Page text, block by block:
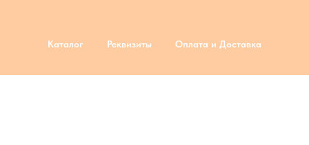
Каталог Реквизиты Оплата и Доставка